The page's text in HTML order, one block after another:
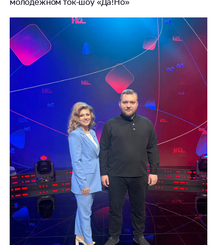
антимонопольного
конкурентной
политики